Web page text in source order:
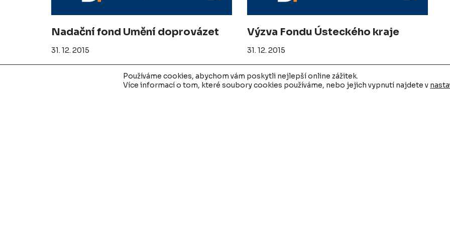
Nadační fond Umění doprovázet
31. 12. 2015
Výzva Fondu Ústeckého kraje
31. 12. 2015
Používáme cookies, abychom vám poskytli nejlepší online zážitek.
Více informací o tom, které soubory cookies používáme, nebo jejich vypnutí najdete v